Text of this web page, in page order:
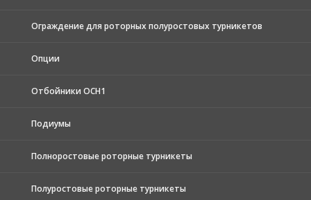
Ограждение для роторных полуростовых турникетов
Опции
Отбойники ОСН1
Подиумы
Полноростовые роторные турникеты
Полуростовые роторные турникеты